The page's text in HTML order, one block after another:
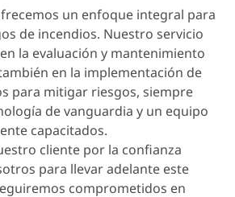
un enfoque integral para
de incendios. Nuestro servicio
la evaluación y mantenimiento
en la implementación de
para mitigar riesgos, siempre
de vanguardia y un equipo
capacitados.
cliente por la confianza
para llevar adelante este
comprometidos en